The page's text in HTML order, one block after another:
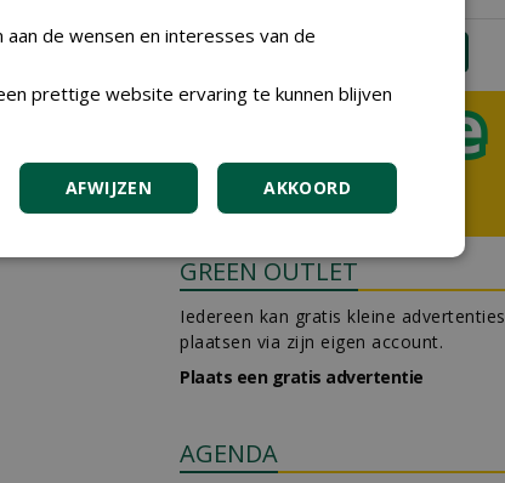
GREEN OUTLET
Iedereen kan gratis kleine advertenties
plaatsen via zijn eigen account.
Plaats een gratis advertentie
AGENDA
de wensen en interesses van de
prettige website ervaring te kunnen blijven
AKKOORD
AFWIJZEN